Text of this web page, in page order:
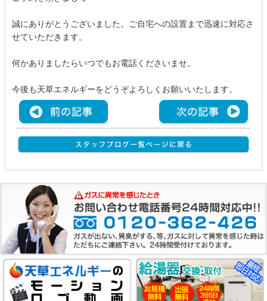
誠にありがとうございました。ご自宅への設置まで迅速に対応さ
せていただきます。
何かありましたらいつでもお電話くださいませ。
今後も天草エネルギーをどうぞよろしくお願いいたします。